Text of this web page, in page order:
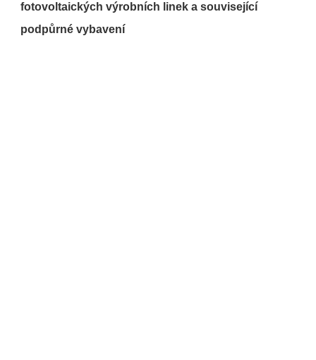
fotovoltaických výrobních linek a související
podpůrné vybavení